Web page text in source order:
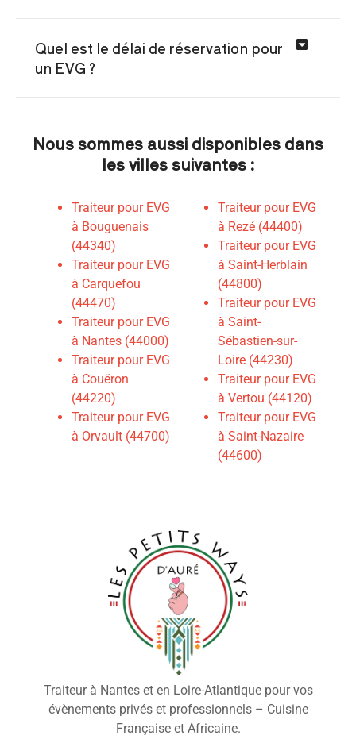
Quel est le délai de réservation pour
un EVG ?
Nous sommes aussi disponibles dans
les villes suivantes :
Traiteur pour EVG
à Bouguenais
(44340)
Traiteur pour EVG
à Carquefou
(44470)
Traiteur pour EVG
à Nantes (44000)
Traiteur pour EVG
à Couëron
(44220)
Traiteur pour EVG
à Orvault (44700)
Traiteur pour EVG
à Rezé (44400)
Traiteur pour EVG
à Saint-Herblain
(44800)
Traiteur pour EVG
à Saint-
Sébastien-sur-
Loire (44230)
Traiteur pour EVG
à Vertou (44120)
Traiteur pour EVG
à Saint-Nazaire
(44600)
Traiteur à Nantes et en Loire-Atlantique pour vos
évènements privés et professionnels – Cuisine
Française et Africaine.